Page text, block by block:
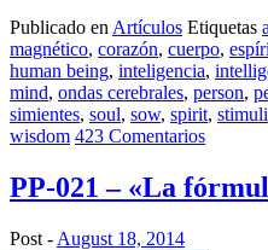
Publicado en Artículos Etiquetas
magnético, corazón, cuerpo,
human being, inteligencia,
mind, ondas cerebrales, person,
simientes, soul, sow, spirit, stimuli
wisdom 423 Comentarios
PP-021 – «La
Post - August 18, 2014